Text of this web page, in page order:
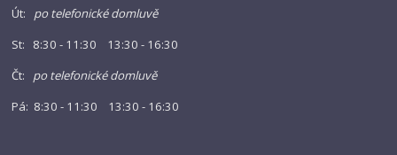
Út: po telefonické domluvě
St: 8:30 - 11:30 13:30 - 16:30
Čt: po telefonické domluvě
Pá: 8:30 - 11:30 13:30 - 16:30